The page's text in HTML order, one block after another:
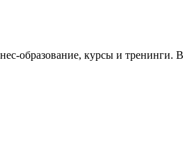
образование, курсы и